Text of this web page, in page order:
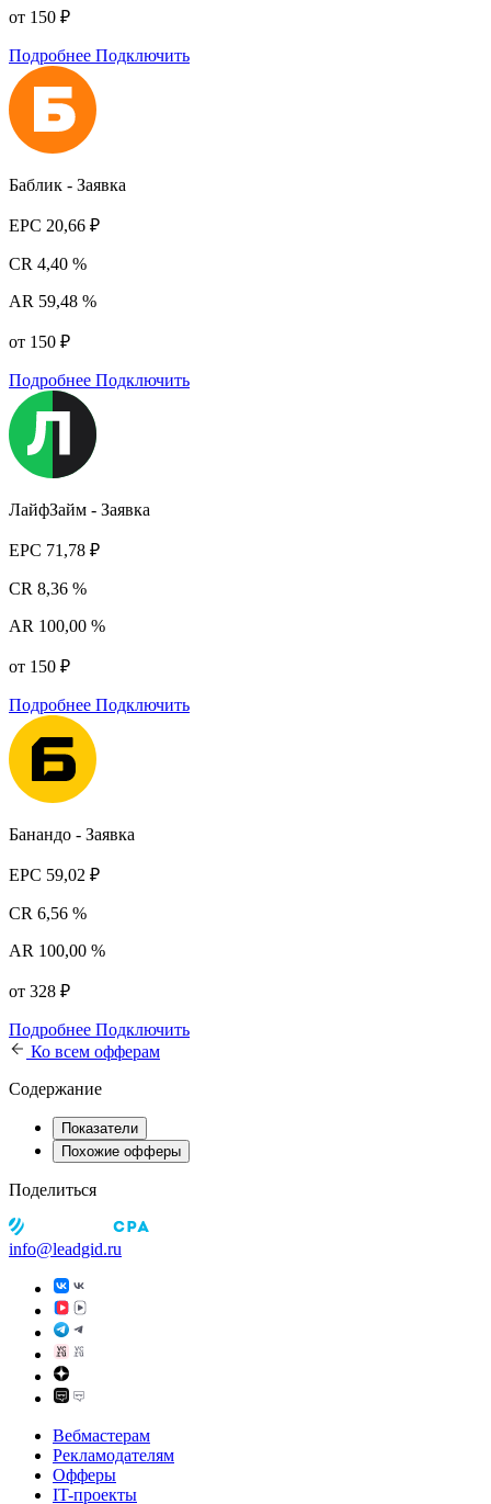
от 150 ₽
Подробнее Подключить
Баблик - Заявка
EPC 20,66 ₽
CR 4,40 %
AR 59,48 %
от 150 ₽
Подробнее Подключить
ЛайфЗайм - Заявка
EPC 71,78 ₽
CR 8,36 %
AR 100,00 %
от 150 ₽
Подробнее Подключить
Банандо - Заявка
EPC 59,02 ₽
CR 6,56 %
AR 100,00 %
от 328 ₽
Подробнее Подключить
Ко всем офферам
Содержание
Показатели
Похожие офферы
Поделиться
info@leadgid.ru
Вебмастерам
Рекламодателям
Офферы
IT-проекты